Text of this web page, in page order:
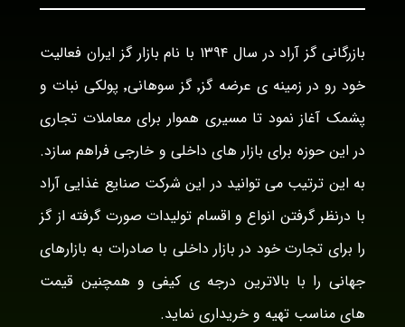
بازرگانی گز آراد در سال ۱۳۹۴ با نام بازار گز ایران فعالیت
خود رو در زمینه ی عرضه گز٬ گز سوهانی٬ پولکی نبات و
پشمک آغاز نمود تا مسیری هموار برای معاملات تجاری
در این حوزه برای بازار های داخلی و خارجی فراهم سازد.
به این ترتیب می توانید در این شرکت صنایع غذایی آراد
با درنظر گرفتن انواع و اقسام تولیدات صورت گرفته از گز
را برای تجارت خود در بازار داخلی با صادرات به بازارهای
جهانی را با بالاترین درجه ی کیفی و همچنین قیمت
های مناسب تهیه و خریداری نماید.